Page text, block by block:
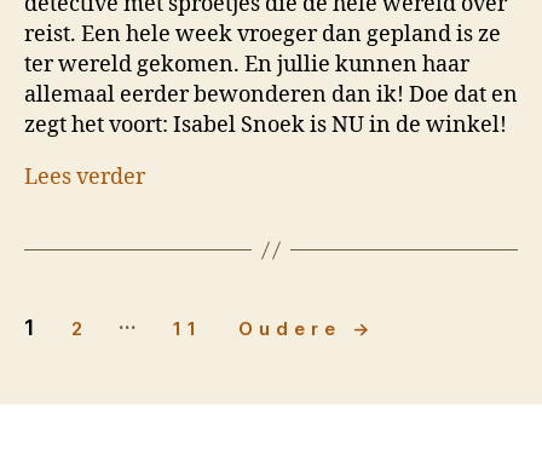
reist. Een hele week vroeger dan gepland is ze
ter wereld gekomen. En jullie kunnen haar
allemaal eerder bewonderen dan ik! Doe dat en
zegt het voort: Isabel Snoek is NU in de winkel!
Lees verder
Berichten
1 2 … 11 Oudere →